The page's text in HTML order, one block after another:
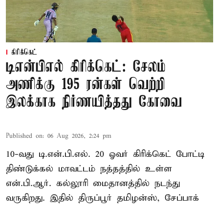
கிரிக்கெட்
டிஎன்பிஎல் கிரிக்கெட்: சேலம்
அணிக்கு 195 ரன்கள் வெற்றி
இலக்காக நிர்ணயித்தது கோவை
Published on: 06 Aug 2026, 2:24 pm
10-வது டி.என்.பி.எல். 20 ஓவர் கிரிக்கெட் போட்டி
திண்டுக்கல் மாவட்டம் நத்தத்தில் உள்ள
என்.பி.ஆர். கல்லூரி மைதானத்தில் நடந்து
வருகிறது. இதில் திருப்பூர் தமிழன்ஸ், சேப்பாக்